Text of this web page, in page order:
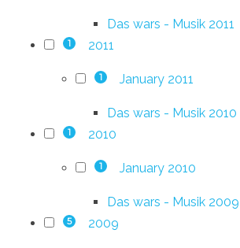
Das wars - Musik 2011
1 2011
1 January 2011
Das wars - Musik 2010
1 2010
1 January 2010
Das wars - Musik 2009
5 2009